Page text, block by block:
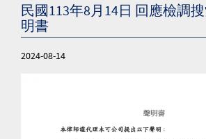
民國113年8月14日 回應檢調
明書
2024-08-14